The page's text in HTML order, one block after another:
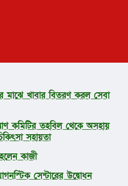
মাঝে খাবার বিতরণ করল সেবা
কমিটির তহবিল থেকে অসহায়
সহায়তা
কাজী
সেন্টারের উদ্বোধন